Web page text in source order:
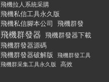
飛機拉人系統采購
飛機私信工具永久版
飛機私信腳本公司
飛機群發
飛機群發器 飛機群發器下載
飛機群發器源碼
飛機群發器破解版
飛機群發工具
飛機群采集工具永久版
高效